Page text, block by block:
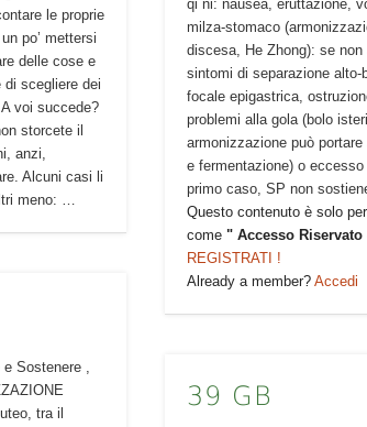
qi ni: nausea, eruttazione,
milza-stomaco
discesa, He Zhong): se
sintomi di separazione
focale epigastrica,
problemi alla gola (bolo
armonizzazione può
e fermentazione) o
primo caso, SP non
Questo contenuto è solo
come " Accesso Riservato
REGISTRATI !
Already a member? Accedi
le proprie
po’ mettersi
delle cose e
di scegliere dei
voi succede?
storcete il
anzi,
Alcuni casi li
meno: …
e Sostenere ,
tra il
39 GB